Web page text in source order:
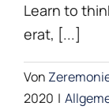
Learn to
erat, [...]
Von
2020 |